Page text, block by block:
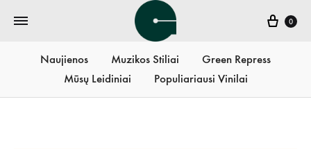
0
Naujienos Muzikos Stiliai
Green Repress
Mūsų Leidiniai
Populiariausi Vinilai